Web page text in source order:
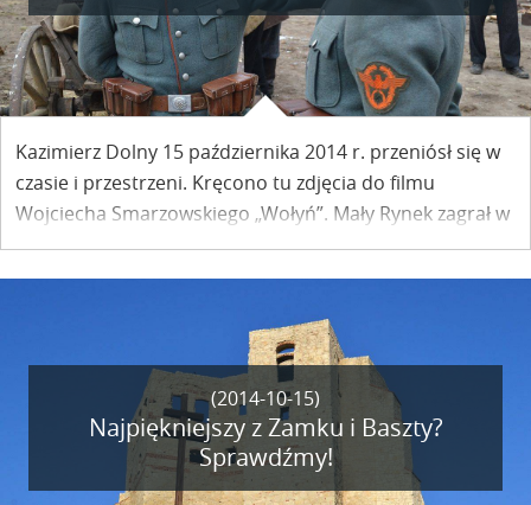
Kazimierz Dolny 15 października 2014 r. przeniósł się w
czasie i przestrzeni. Kręcono tu zdjęcia do filmu
Wojciecha Smarzowskiego „Wołyń”. Mały Rynek zagrał w
nim wołyńskie miasteczko jesienią 1942 r. Fotoreportaż
AS.
(2014-10-15)
Najpiękniejszy z Zamku i Baszty?
Sprawdźmy!